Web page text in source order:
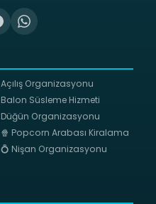
Açılış Organizasyonu
Balon Süsleme Hizmeti
Düğün Organizasyonu
🍿 Popcorn Arabası Kiralama
💍 Nişan Organizasyonu